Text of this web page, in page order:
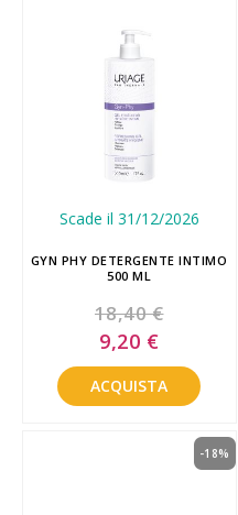
Scade il 31/12/2026
GYN PHY DETERGENTE INTIMO
500 ML
18,40 €
Special
Price
9,20 €
ACQUISTA
-18%